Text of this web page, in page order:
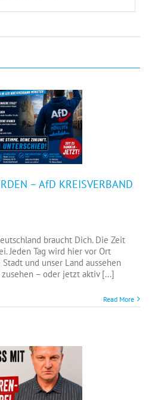
– AfD KREISVERBAND
braucht Dich. Die Zeit
Jeden Tag wird hier vor Ort
und unser Land aussehen
– oder jetzt aktiv [...]
Read More